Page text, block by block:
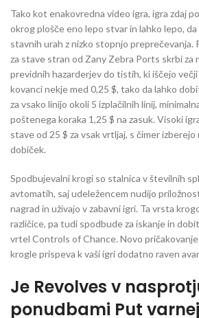
Tako kot enakovredna video igra, igra zdaj
okrog plošče eno lepo stvar in lahko lepo, da
stavnih urah z nizko stopnjo preprečevanja.
za stave stran od Zany Zebra Ports skrbi za
previdnih hazarderjev do tistih, ki iščejo
kovanci nekje med 0,25 $, tako da lahko
za vsako linijo okoli 5 izplačilnih linij,
poštenega koraka 1,25 $ na zasuk. Visoki
stave od 25 $ za vsak vrtljaj, s čimer
dobiček.
Spodbujevalni krogi so stalnica v številnih
avtomatih, saj udeležencem nudijo
nagrad in uživajo v zabavni igri. Ta vrsta
različice, pa tudi spodbude za iskanje in
vrtel Controls of Chance. Novo
krogle prispeva k vaši igri dodatno raven
Je Revolves v
ponudbami Put